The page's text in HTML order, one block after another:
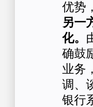
优势
另一
化。
确鼓
业务
调、
银行